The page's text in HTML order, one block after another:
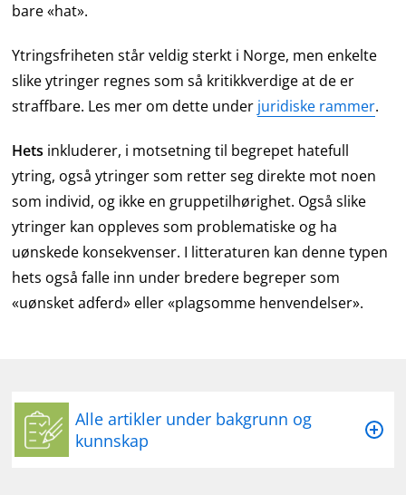
bare «hat».
Ytringsfriheten står veldig sterkt i Norge, men enkelte
slike ytringer regnes som så kritikkverdige at de er
straffbare. Les mer om dette under juridiske rammer.
Hets inkluderer, i motsetning til begrepet hatefull
ytring, også ytringer som retter seg direkte mot noen
som individ, og ikke en gruppetilhørighet. Også slike
ytringer kan oppleves som problematiske og ha
uønskede konsekvenser. I litteraturen kan denne typen
hets også falle inn under bredere begreper som
«uønsket adferd» eller «plagsomme henvendelser».
Alle artikler under bakgrunn og
kunnskap